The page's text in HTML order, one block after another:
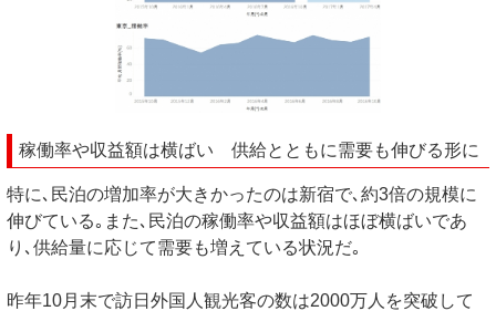
稼働率や収益額は横ばい 供給とともに需要も伸びる形に
特に､民泊の増加率が大きかったのは新宿で､約3倍の規模に
伸びている｡また､民泊の稼働率や収益額はほぼ横ばいであ
り､供給量に応じて需要も増えている状況だ｡
昨年10月末で訪日外国人観光客の数は2000万人を突破して